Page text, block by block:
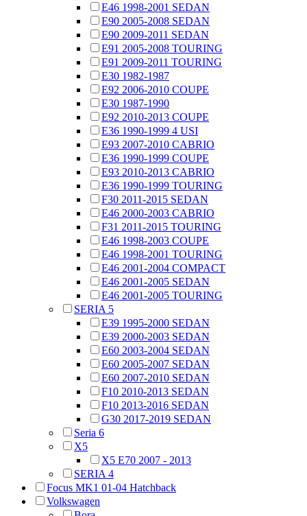
E46 1998-2001 SEDAN
E90 2005-2008 SEDAN
E90 2009-2011 SEDAN
E91 2005-2008 TOURING
E91 2009-2011 TOURING
E30 1982-1987
E92 2006-2010 COUPE
E30 1987-1990
E92 2010-2013 COUPE
E36 1990-1999 4 USI
E93 2007-2010 CABRIO
E36 1990-1999 COUPE
E93 2010-2013 CABRIO
E36 1990-1999 TOURING
F30 2011-2015 SEDAN
E46 2000-2003 CABRIO
F31 2011-2015 TOURING
E46 1998-2003 COUPE
E46 1998-2001 TOURING
E46 2001-2004 COMPACT
E46 2001-2005 SEDAN
E46 2001-2005 TOURING
SERIA 5
E39 1995-2000 SEDAN
E39 2000-2003 SEDAN
E60 2003-2004 SEDAN
E60 2005-2007 SEDAN
E60 2007-2010 SEDAN
F10 2010-2013 SEDAN
F10 2013-2016 SEDAN
G30 2017-2019 SEDAN
Seria 6
X5
X5 E70 2007 - 2013
SERIA 4
Focus MK1 01-04 Hatchback
Volkswagen